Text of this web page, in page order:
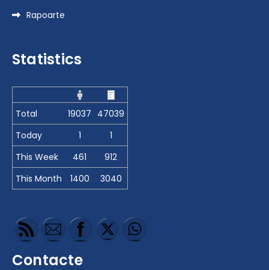
Rapoarte
Statistics
Total 19037 47039
Today
1
1
This Week
461
912
This Month
1400 3040
Contacte